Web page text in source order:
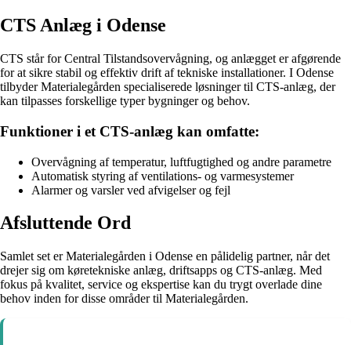
CTS Anlæg i Odense
CTS står for Central Tilstandsovervågning, og anlægget er afgørende
for at sikre stabil og effektiv drift af tekniske installationer. I Odense
tilbyder Materialegården specialiserede løsninger til CTS-anlæg, der
kan tilpasses forskellige typer bygninger og behov.
Funktioner i et CTS-anlæg kan omfatte:
Overvågning af temperatur, luftfugtighed og andre parametre
Automatisk styring af ventilations- og varmesystemer
Alarmer og varsler ved afvigelser og fejl
Afsluttende Ord
Samlet set er Materialegården i Odense en pålidelig partner, når det
drejer sig om køretekniske anlæg, driftsapps og CTS-anlæg. Med
fokus på kvalitet, service og ekspertise kan du trygt overlade dine
behov inden for disse områder til Materialegården.